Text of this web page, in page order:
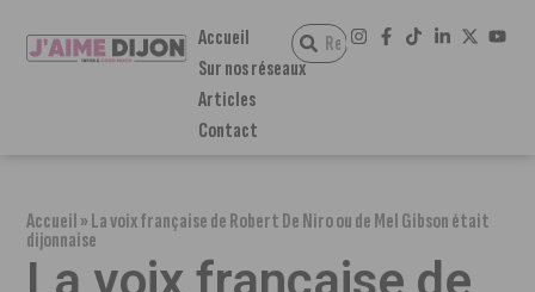
Accueil
Sur nos réseaux
Articles
Contact
Accueil»La voix française de Robert De Niro ou de Mel Gibson était
dijonnaise